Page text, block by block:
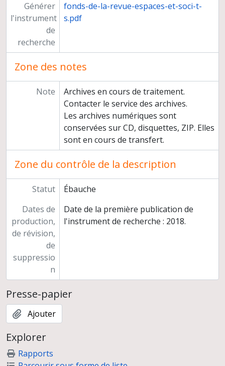
Générer
l'instrument
de
recherche
fonds-de-la-revue-espaces-et-soci-t-
s.pdf
Zone des notes
Note
Archives en cours de traitement.
Contacter le service des archives.
Les archives numériques sont
conservées sur CD, disquettes, ZIP. Elles
sont en cours de transfert.
Zone du contrôle de la description
Statut
Ébauche
Dates de
production,
de révision,
de
suppressio
n
Date de la première publication de
l'instrument de recherche : 2018.
Presse-papier
Ajouter
Explorer
Rapports